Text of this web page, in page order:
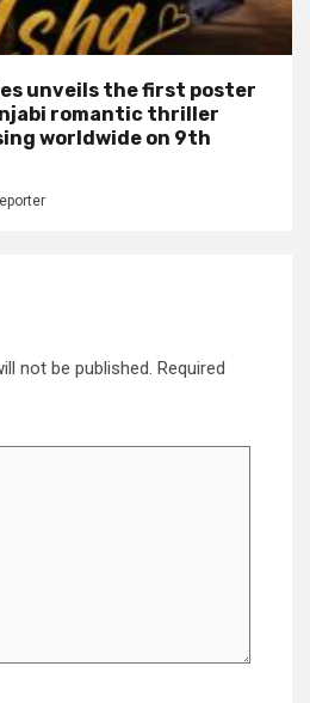
unveils the first poster
romantic thriller
worldwide on 9th
not be published. Required